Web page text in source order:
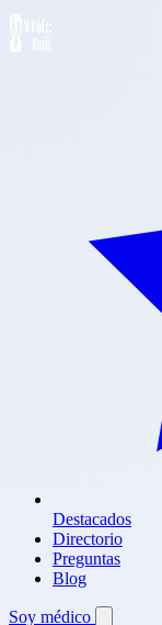
Destacados
Directorio
Preguntas
Blog
Soy médico